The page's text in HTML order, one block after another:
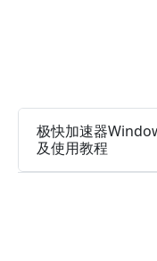
极快加速器
及使用教程